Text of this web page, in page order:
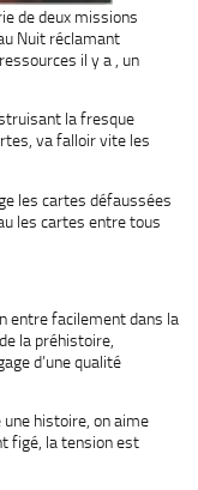
de deux missions
Nuit réclamant
il y a , un
la fresque
va falloir vite les
les cartes défaussées
les cartes entre tous
entre facilement dans la
la préhistoire,
d’une qualité
histoire, on aime
figé, la tension est